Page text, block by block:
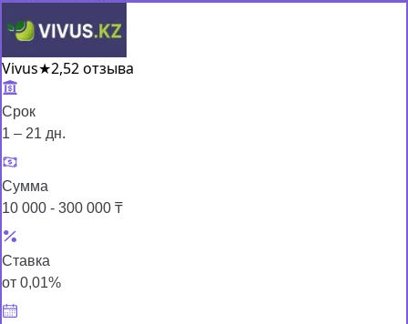
Vivus★2,52 отзыва
Срок
1 – 21 дн.
Сумма
10 000 - 300 000 ₸
Ставка
от 0,01%